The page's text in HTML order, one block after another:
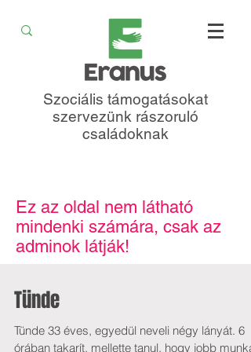
Szociális támogatásokat
szervezünk rászoruló
családoknak
Ez az oldal nem látható
mindenki számára, csak az
adminok látják!
Tünde
Tünde 33 éves, egyedül neveli négy lányát. 6
órában takarít, mellette tanul, hogy jobb munkát